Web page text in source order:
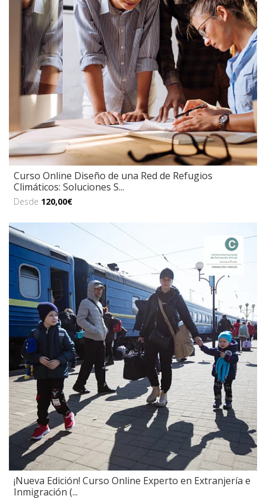
Curso Online Diseño de una Red de Refugios
Climáticos: Soluciones S...
Desde 120,00€
¡Nueva Edición! Curso Online Experto en Extranjería e
Inmigración (...